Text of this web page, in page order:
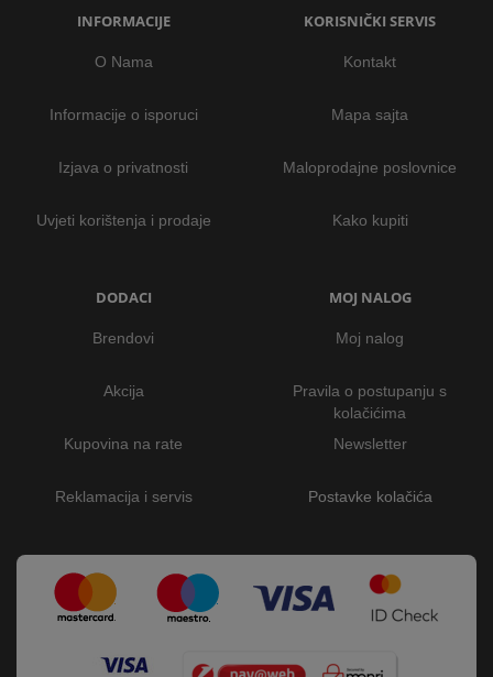
INFORMACIJE
O Nama
Informacije o isporuci
Izjava o privatnosti
Uvjeti korištenja i prodaje
KORISNIČKI SERVIS
Kontakt
Mapa sajta
Maloprodajne poslovnice
Kako kupiti
DODACI
Brendovi
Akcija
Kupovina na rate
Reklamacija i servis
MOJ NALOG
Moj nalog
Pravila o postupanju s
kolačićima
Newsletter
Postavke kolačića